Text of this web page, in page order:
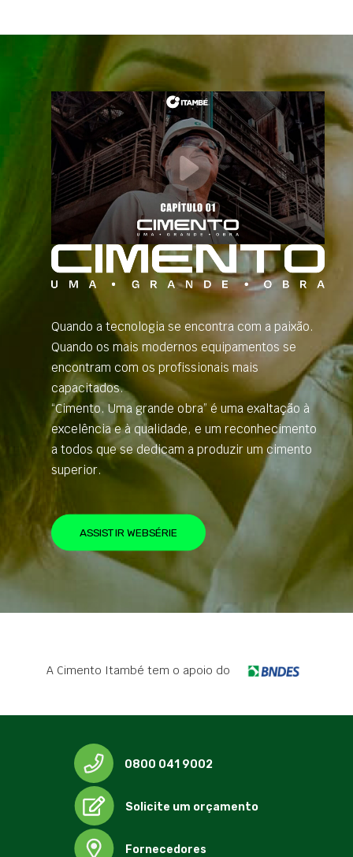
Quando a tecnologia se encontra com a paixão.
Quando os mais modernos equipamentos se
encontram com os profissionais mais
capacitados.
“Cimento. Uma grande obra” é uma exaltação à
excelência e à qualidade, e um reconhecimento
a todos que se dedicam a produzir um cimento
superior.
ASSISTIR WEBSÉRIE
A Cimento Itambé tem o apoio do
0800 041 9002
Solicite um orçamento
Fornecedores